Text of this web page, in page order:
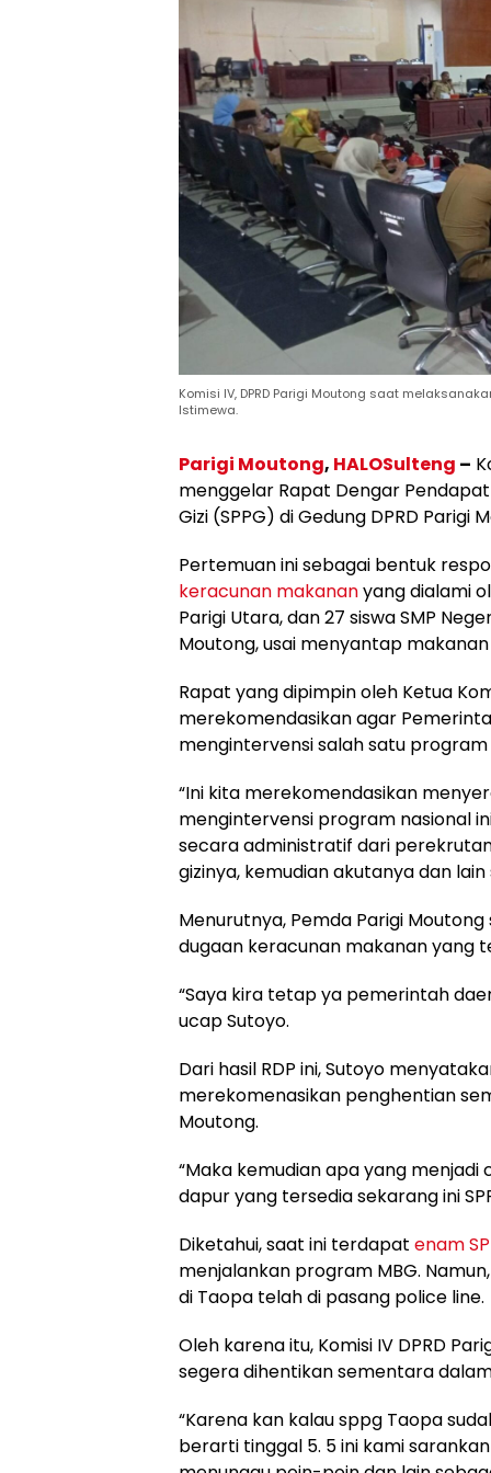
Komisi IV, DPRD Parigi Moutong saat
Istimewa.
Parigi Moutong, HALOSulteng –
menggelar Rapat Dengar
Gizi (SPPG) di Gedung DPRD Parigi
Pertemuan ini sebagai bentuk
keracunan makananyang dialami
Parigi Utara, dan 27 siswa SMP
Moutong, usai menyantap
Rapat yang dipimpin oleh Ketua
merekomendasikan agar
mengintervensi salah satu program
“Ini kita merekomendasikan
mengintervensi program nasional
secara administratif dari
gizinya, kemudian akutanya dan lain
Menurutnya, Pemda Parigi
dugaan keracunan makanan yang
“Saya kira tetap ya pemerintah
ucap Sutoyo.
Dari hasil RDP ini, Sutoyo
merekomenasikan penghentian
Moutong.
“Maka kemudian apa yang
dapur yang tersedia sekarang ini
Diketahui, saat ini terdapat enam
menjalankan program MBG.
di Taopa telah di pasang police line.
Oleh karena itu, Komisi IV DPRD
segera dihentikan sementara
“Karena kan kalau sppg Taopa
berarti tinggal 5. 5 ini kami